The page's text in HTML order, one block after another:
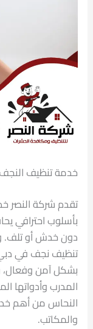
خدمة تنظيف
تقدم شركة النصر
بأسلوب احترافي
دون خدش أو تلف.
تنظيف نجف في
بشكل آمن وفعال،
المدرب وأدواتها
النحاس من أهم
والمكاتب.